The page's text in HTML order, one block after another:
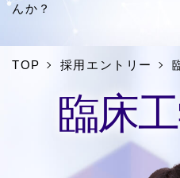
んか？
TOP 採用エントリー
臨床